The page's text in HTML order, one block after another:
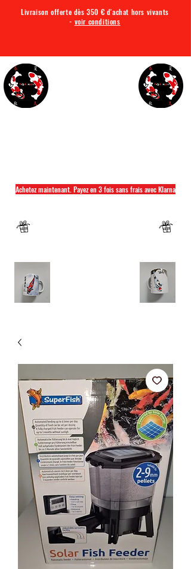
Livraison offerte dès 350 € d'achat hors vivants
- voir conditions
Achetez maintenant. Payez en 3 fois sans frais avec Klarna